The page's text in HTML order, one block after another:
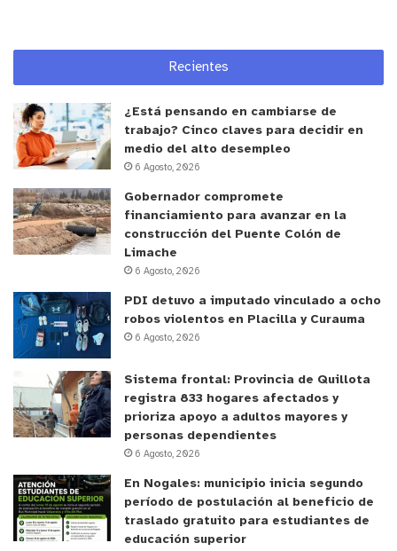
Recientes
¿Está pensando en cambiarse de
trabajo? Cinco claves para decidir en
medio del alto desempleo
6 Agosto, 2026
Gobernador compromete
financiamiento para avanzar en la
construcción del Puente Colón de
Limache
6 Agosto, 2026
PDI detuvo a imputado vinculado a ocho
robos violentos en Placilla y Curauma
6 Agosto, 2026
Sistema frontal: Provincia de Quillota
registra 833 hogares afectados y
prioriza apoyo a adultos mayores y
personas dependientes
6 Agosto, 2026
En Nogales: municipio inicia segundo
período de postulación al beneficio de
traslado gratuito para estudiantes de
educación superior